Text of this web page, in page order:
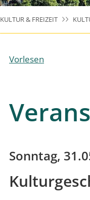
KULTUR & FREIZEIT
Vorlesen
Sonntag,